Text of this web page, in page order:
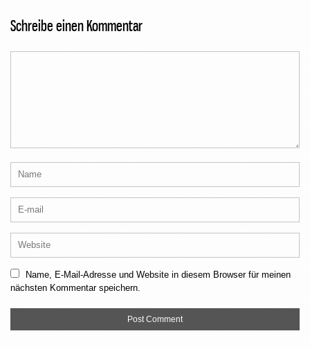
Schreibe einen Kommentar
Name, E-Mail-Adresse und Website in diesem Browser für meinen
nächsten Kommentar speichern.